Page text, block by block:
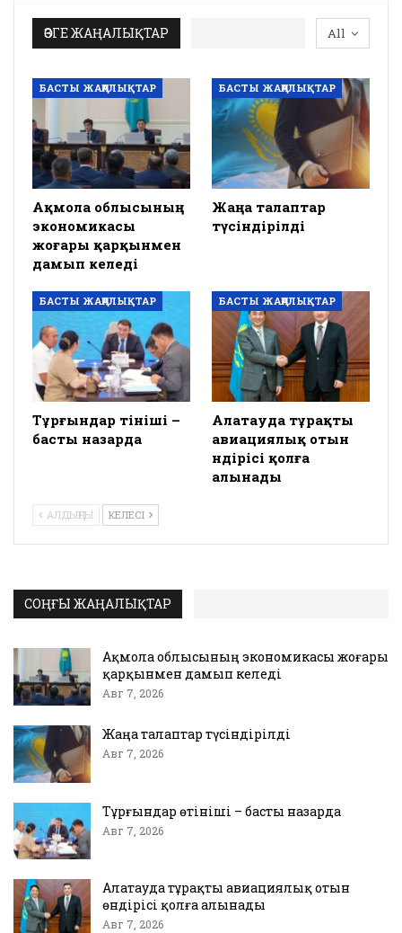
All
ӨЗГЕ ЖАҢАЛЫҚТАР
БАСТЫ ЖАҢАЛЫҚТАР
Ақмола облысының
экономикасы
жоғары қарқынмен
дамып келеді
БАСТЫ ЖАҢАЛЫҚТАР
Жаңа талаптар
түсіндірілді
БАСТЫ ЖАҢАЛЫҚТАР
Тұрғындар өтініші –
басты назарда
БАСТЫ ЖАҢАЛЫҚТАР
Алатауда тұрақты
авиациялық отын
өндірісі қолға
алынады
АЛДЫҢҒЫ КЕЛЕСІ
СОҢҒЫ ЖАҢАЛЫҚТАР
Ақмола облысының экономикасы жоғары
қарқынмен дамып келеді
Авг 7, 2026
Жаңа талаптар түсіндірілді
Авг 7, 2026
Тұрғындар өтініші – басты назарда
Авг 7, 2026
Алатауда тұрақты авиациялық отын
өндірісі қолға алынады
Авг 7, 2026